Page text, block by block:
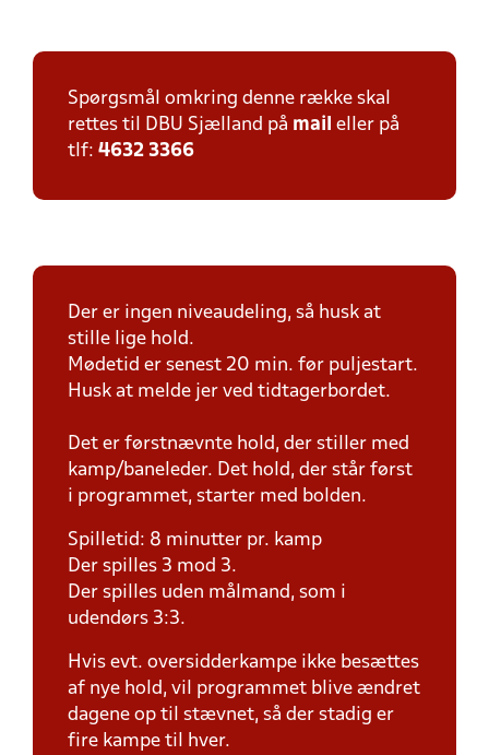
Spørgsmål omkring denne række skal
rettes til DBU Sjælland på mail eller på
tlf: 4632 3366
Der er ingen niveaudeling, så husk at
stille lige hold.
Mødetid er senest 20 min. før puljestart.
Husk at melde jer ved tidtagerbordet.
Det er førstnævnte hold, der stiller med
kamp/baneleder. Det hold, der står først
i programmet, starter med bolden.
Spilletid: 8 minutter pr. kamp
Der spilles 3 mod 3.
Der spilles uden målmand, som i
udendørs 3:3.
Hvis evt. oversidderkampe ikke besættes
af nye hold, vil programmet blive ændret
dagene op til stævnet, så der stadig er
fire kampe til hver.